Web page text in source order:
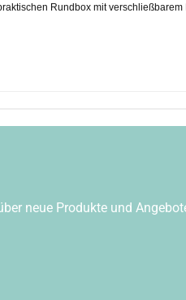
Rundbox mit verschließbarem
neue Produkte und